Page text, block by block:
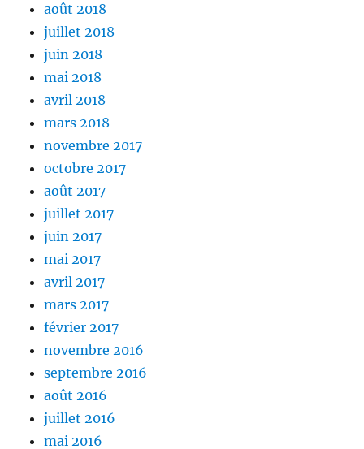
août 2018
juillet 2018
juin 2018
mai 2018
avril 2018
mars 2018
novembre 2017
octobre 2017
août 2017
juillet 2017
juin 2017
mai 2017
avril 2017
mars 2017
février 2017
novembre 2016
septembre 2016
août 2016
juillet 2016
mai 2016